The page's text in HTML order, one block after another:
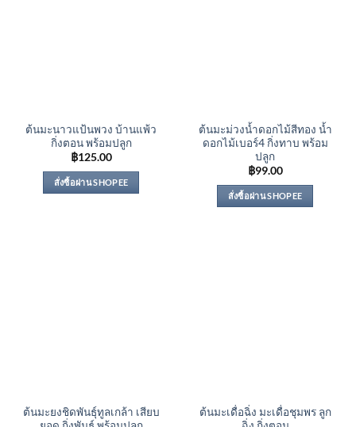
ต้นมะนาวแป้นพวง บ้านแพ้ว
กิ่งตอน พร้อมปลูก
฿125.00
สั่งซื้อผ่าน SHOPEE
ต้นมะม่วงน้ำดอกไม้สีทอง น้ำ
ดอกไม้เบอร์4 กิ่งทาบ พร้อม
ปลูก
฿99.00
สั่งซื้อผ่าน SHOPEE
ต้นมะยงชิดพันธุ์ทูลเกล้า เสียบ
ต้นมะเดื่อฉิ่ง มะเดื่อชุมพร ลูก